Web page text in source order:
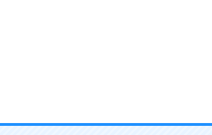
ことが大切。